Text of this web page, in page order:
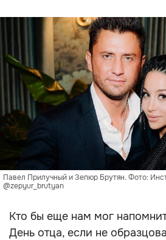
Павел Прилучный и Зепюр Брутян. Фото:
@zepyur_brutyan
Кто бы еще нам мог
День отца, если не